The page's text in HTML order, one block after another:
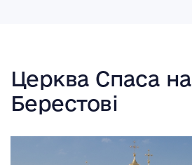
Церква Спаса на
Берестові